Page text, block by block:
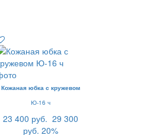
Кожаная юбка с кружевом
Ю-16 ч
23 400 руб. 29 300
руб. 20%